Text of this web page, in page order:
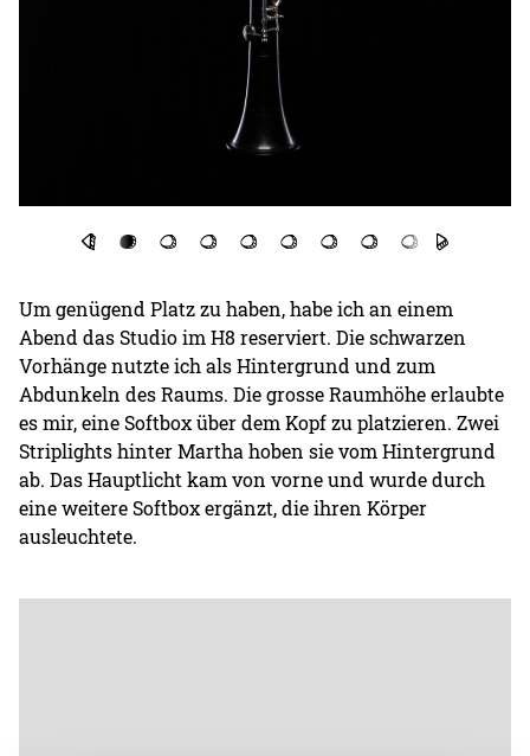
Um genügend Platz zu haben, habe ich an einem
Abend das Studio im H8 reserviert. Die schwarzen
Vorhänge nutzte ich als Hintergrund und zum
Abdunkeln des Raums. Die grosse Raumhöhe erlaubte
es mir, eine Softbox über dem Kopf zu platzieren. Zwei
Striplights hinter Martha hoben sie vom Hintergrund
ab. Das Hauptlicht kam von vorne und wurde durch
eine weitere Softbox ergänzt, die ihren Körper
ausleuchtete.